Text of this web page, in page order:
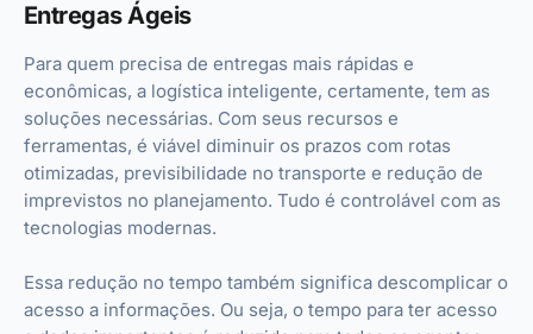
Entregas Ágeis
Para quem precisa de entregas mais rápidas e
econômicas, a logística inteligente, certamente, tem as
soluções necessárias. Com seus recursos e
ferramentas, é viável diminuir os prazos com rotas
otimizadas, previsibilidade no transporte e redução de
imprevistos no planejamento. Tudo é controlável com as
tecnologias modernas.
Essa redução no tempo também significa descomplicar o
acesso a informações. Ou seja, o tempo para ter acesso